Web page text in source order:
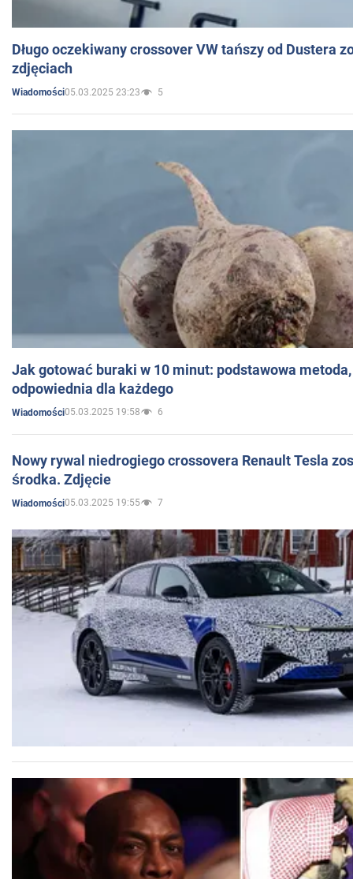
Długo oczekiwany crossover VW tańszy od Dustera
zdjęciach
Wiadomości05.03.2025 23:23 5
Jak gotować buraki w 10 minut: podstawowa
odpowiednia dla każdego
Wiadomości05.03.2025 19:58 6
Nowy rywal niedrogiego crossovera Renault Tesla
środka. Zdjęcie
Wiadomości05.03.2025 19:55 7